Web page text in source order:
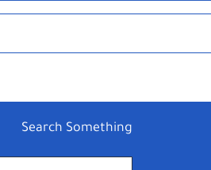
Search Something